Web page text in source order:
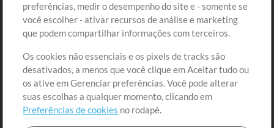
Conteúdo Grátis
Solicite uma Música
Extras
Sessões
Envie seu conteúdo
Playlist
Cadastre-se
Ir ao carrinho
preferências, medir o desempenho do site e - somente se
você escolher - ativar recursos de análise e marketing
que podem compartilhar informações com terceiros.
Os cookies não essenciais e os pixels de tracks são
desativados, a menos que você clique em Aceitar tudo ou
os ative em Gerenciar preferências. Você pode alterar
suas escolhas a qualquer momento, clicando em
Preferências de cookies no rodapé.